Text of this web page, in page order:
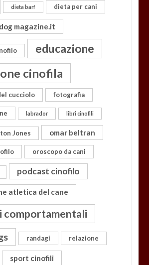
dieta barf dieta per cani
dog magazine.it
educazione
cinofila
cucciolo fotografia
labrador libri cinofili
Jones omar beltran
oroscopo da cani
podcast cinofilo
atletica del cane
comportamentali
randagi relazione
sport cinofili